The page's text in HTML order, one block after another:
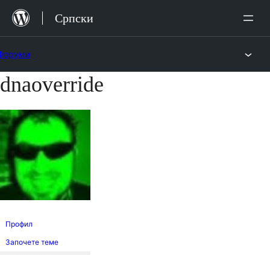
Скочи
Српски
Скочи
садржај
dnaoverride
Профил
Започете теме